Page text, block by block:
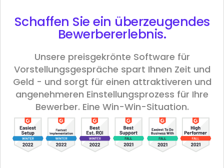
Schaffen Sie ein überzeugendes
Bewerbererlebnis.
Unsere preisgekrönte Software für
Vorstellungsgespräche spart Ihnen Zeit und
Geld - und sorgt für einen attraktiveren und
angenehmeren Einstellungsprozess für Ihre
Bewerber. Eine Win-Win-Situation.